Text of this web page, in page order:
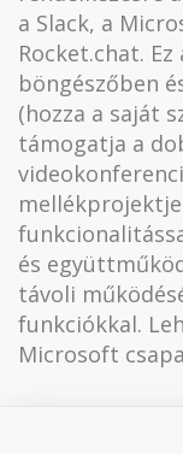
a Slack, a
Rocket.chat.
böngészőben
(hozza a saját
támogatja a
és
távoli
funkciókkal.
Microsoft